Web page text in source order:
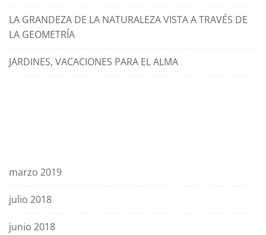
LA GRANDEZA DE LA NATURALEZA VISTA A TRAVÉS DE
LA GEOMETRÍA
JARDINES, VACACIONES PARA EL ALMA
marzo 2019
julio 2018
junio 2018